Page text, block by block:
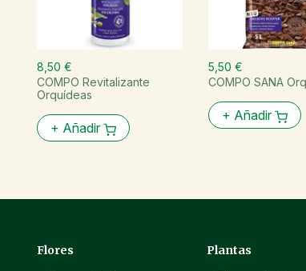
8,50 €
COMPO Revitalizante
Orquídeas
+ Añadir
5,50 €
COMPO SANA
+ Añadir
Flores Plantas